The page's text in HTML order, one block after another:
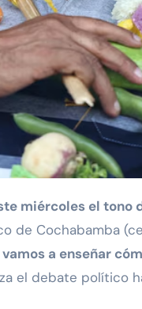
miércoles el tono
de Cochabamba
a enseñar
el debate político